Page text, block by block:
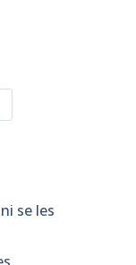
se les